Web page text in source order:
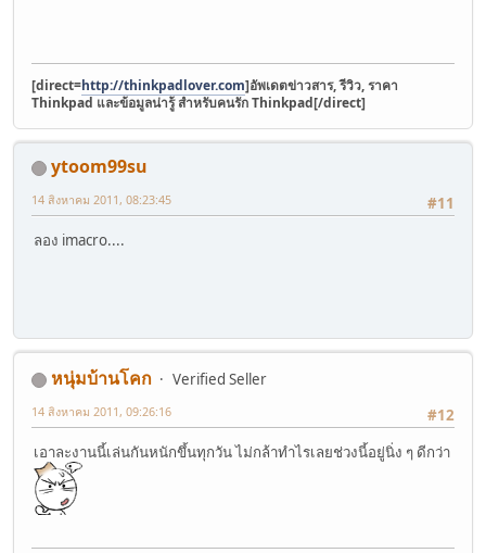
[direct=http://thinkpadlover.com]อัพเดตข่าวสาร, รีวิว, ราคา
Thinkpad และข้อมูลน่ารู้ สำหรับคนรัก Thinkpad[/direct]
ytoom99su
#11
14 สิงหาคม 2011, 08:23:45
ลอง imacro....
หนุ่มบ้านโคก
Verified Seller
#12
14 สิงหาคม 2011, 09:26:16
เอาละงานนี้เล่นกันหนักขึ้นทุกวัน ไม่กล้าทำไรเลยช่วงนี้อยู่นิ่ง ๆ ดีกว่า